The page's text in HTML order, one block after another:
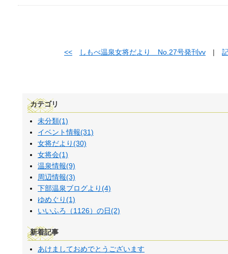
<< しもべ温泉女将だより No.27号発刊vv |
カテゴリ
未分類(1)
イベント情報(31)
女将だより(30)
女将会(1)
温泉情報(9)
周辺情報(3)
下部温泉ブログより(4)
ゆめぐり(1)
いいふろ（1126）の日(2)
新着記事
あけましておめでとうございます